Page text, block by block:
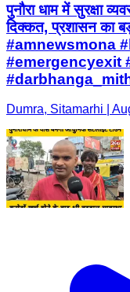
पुनौरा धाम में सुरक्षा
दिक्कत, प्रशासन का
#amnewsmona
#emergencyexit
Dumra, Sitamarhi |